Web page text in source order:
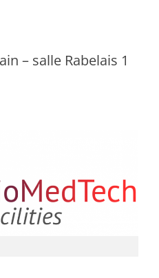
– salle Rabelais 1